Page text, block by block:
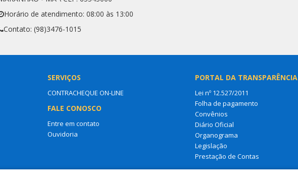
Horário de atendimento: 08:00 às 13:00
Contato: (98)3476-1015
SERVIÇOS
CONTRACHEQUE ON-LINE
FALE CONOSCO
Entre em contato
Ouvidoria
PORTAL DA TRANSPARÊNCIA
Lei nº 12.527/2011
Folha de pagamento
Convênios
Diário Oficial
Organograma
Legislação
Prestação de Contas